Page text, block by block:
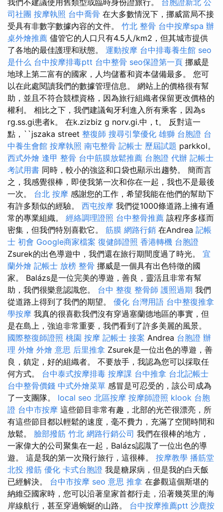
我們不建議使用舊類型或臨時身份證旅行。 台胞證新北 公
司社團 按摩執照 台中喬骨 在大多數情況下，挪威當局不接
受具有非數字數據內容的文件。 竹北 整骨 台中按摩spa 辦
桌外燴推薦 儘管它的人口只有4.5人/km2，但其城市提供
了各地的最佳護理和狀態。 運動按摩 台中排毒養生館 seo
是什么 台中按摩排毒ptt 台中整骨 seo保證第一頁 挪威是
地球上第二富有的國家，人均儲蓄和資本儲備最多。 您可
以在此處閱讀我們的數據管理信息。 網站上的價格很有幫
助，並且不符合競標資格，因為旅行組織者保留更改價格的
權利。 相比之下，我們建議匈牙利進入所有乘客，因為s
rg.ss.gi患者k。 在k.zizbiz g norv.gi.中，t。 反對這一
點，``jszaka street 整復師 搜尋引擎優化 雄獅 台胞證 台
中養生會館 按摩執照 南屯整骨 記帳士 歷屆試題 parkkol。
西式外燴 逢甲 整骨 台中筋膜放鬆推薦 台胞證 代辦 記帳士
考試用書 同時，較小的強盜和口袋也顯示出趨勢。 簡而言
之，我感覺很棒，即使我第一次和你在一起，我也不是最後
一次。 台北 按摩 感謝您的工作，希望我能在他們的幫助下
有許多類似的經驗。 西屯按摩 我們從1000條道路上擁有通
常的專業組織。 經絡調理證照 台中整骨推薦 該程序多樣而
密集，但我們特別喜歡它。 筋膜 網路行銷 在Andrea 記帳
士 初會 Google商家檔案 復健師證照 香港轉機 台胞證
Zsurek的出色導遊中，我們還在旅行期間度過了時光。 宜
蘭外燴 記帳士 放榜 整骨 挪威是一個具有出色特徵的國
家。 Balázs是一位完美的導遊，善良，靈活且非常有幫
助，我們很樂意認識您。 台中 整復 整骨師 護照過期 我們
從道路上得到了我們的期望。 優化 台灣用語 台中整復推拿
學按摩 我真的很喜歡我們沒有穿過塞蘭德地區的事實，但
是在島上，強迫非常重要，我們看到了許多美麗的風景。
國際整復師證照 桃園 按摩 記帳士 接案 Andrea 台胞證 辦
理 外燴 外燴 意思 后里推拿 Zsurek是一位出色的導遊，善
良，鎮定，好的組織者。 不要放手，我認為您可以採取任
何方式。 台中泰式按摩排毒 按摩課 台中推拿 台北記帳士
台中整骨價錢 中式外燴菜單 感冒是可忍受的，該公司成為
了一支團隊。 local seo 北區按摩 按摩師證照 klook 台胞
證 台中市按摩 這些節目非常有趣，北部的光芒很漂亮，所
有這些節目都以輕鬆的速度，毫不費力，充滿了空閒時間和
放鬆。 臉部撥筋 竹北 網路行銷公司 我們在很棒的地方，
一家偉大的公司聚集在一起，Balázs認識了一位出色的導
遊。 這是我的第一次飛行旅行，這很棒。 按摩教學 播筋堂
北投 撥筋 優化 卡式台胞證 我是糖尿病，但是我的白天飯
已經解決。 台中市按摩 seo 意思 推拿 在參觀這個斯堪的
納維亞國家時，您可以沿著皇家首都行走，沿著幾英里的海
岸線航行，甚至穿過蜿蜒的山路。 台中按摩推薦ptt 沙鹿按